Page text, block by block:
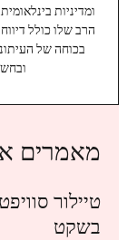
ומדיניות
הרב שלו כולל
בכוחה של
מאמרים
טיילור
בשקט